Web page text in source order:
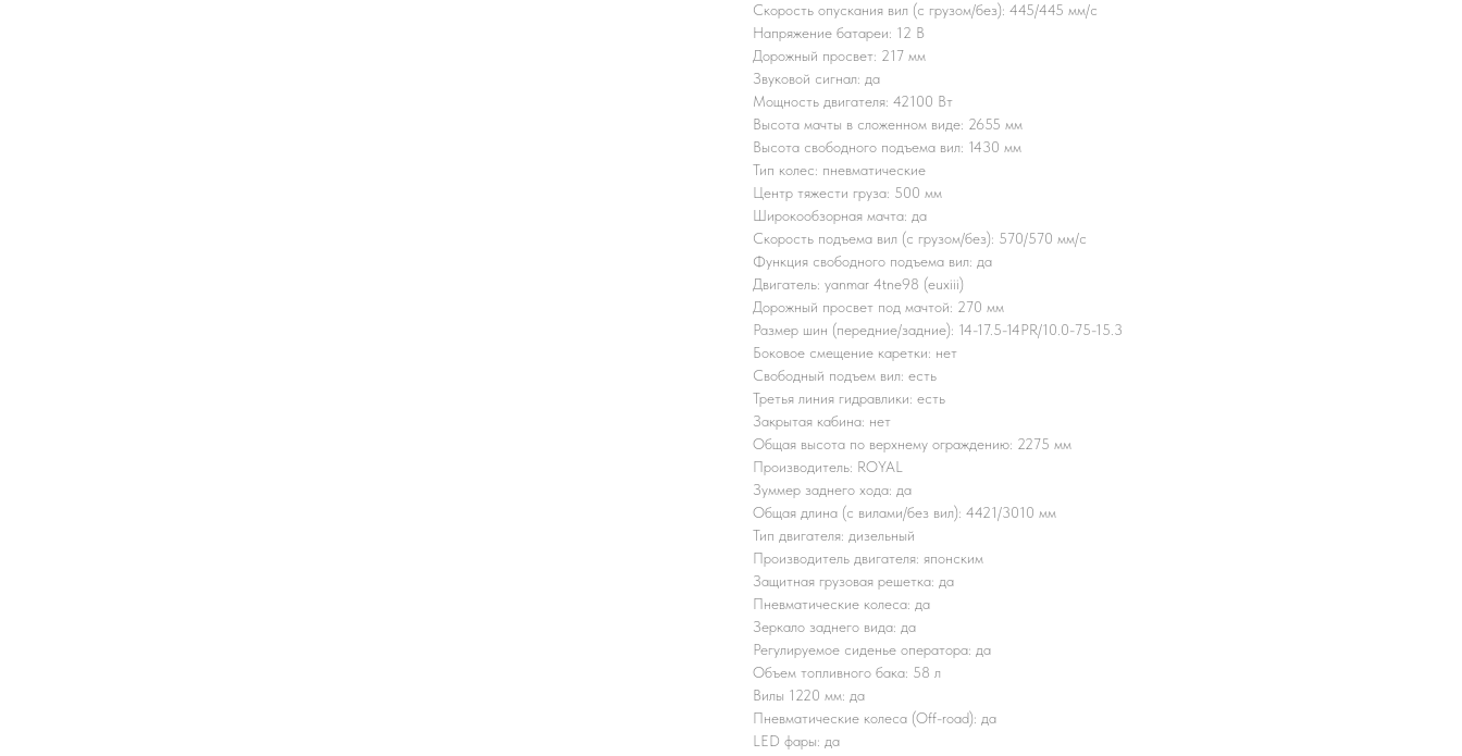
Скорость опускания вил (с грузом/без): 445/445 мм/с
Напряжение батареи: 12 B
Дорожный просвет: 217 мм
Звуковой сигнал: да
Мощность двигателя: 42100 Вт
Высота мачты в сложенном виде: 2655 мм
Высота свободного подъема вил: 1430 мм
Тип колес: пневматические
Центр тяжести груза: 500 мм
Широкообзорная мачта: да
Скорость подъема вил (с грузом/без): 570/570 мм/с
Функция свободного подъема вил: да
Двигатель: yanmar 4tne98 (euxiii)
Дорожный просвет под мачтой: 270 мм
Размер шин (передние/задние): 14-17.5-14PR/10.0-75-15.3
Боковое смещение каретки: нет
Свободный подъем вил: есть
Третья линия гидравлики: есть
Закрытая кабина: нет
Общая высота по верхнему ограждению: 2275 мм
Производитель: ROYAL
Зуммер заднего хода: да
Общая длина (с вилами/без вил): 4421/3010 мм
Тип двигателя: дизельный
Производитель двигателя: японским
Защитная грузовая решетка: да
Пневматические колеса: да
Зеркало заднего вида: да
Регулируемое сиденье оператора: да
Объем топливного бака: 58 л
Вилы 1220 мм: да
Пневматические колеса (Off-road): да
LED фары: да